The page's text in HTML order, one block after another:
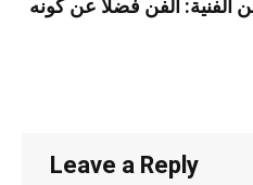
الفنية: الفن فضلا عن كونه
Leave a Reply